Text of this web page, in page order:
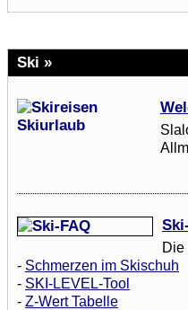
Ski »
Die
- Schmerzen im Skischuh
- SKI-LEVEL-Tool
- Z-Wert Tabelle